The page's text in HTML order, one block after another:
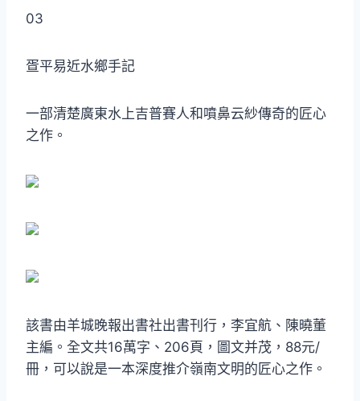
03
疍平易近水鄉手記
一部清楚廣東水上吉普賽人和噴鼻云紗傳奇的匠心
之作。
該書由羊城晚報出書社出書刊行，李宜航、陳曉董
主編。全文共16萬字、206頁，圖文并茂，88元/
冊，可以說是一本深度推介嶺南文明的匠心之作。